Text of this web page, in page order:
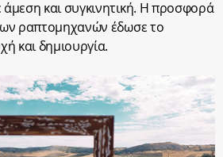
και συγκινητική. Η προσφορά
ραπτομηχανών έδωσε το
και δημιουργία.